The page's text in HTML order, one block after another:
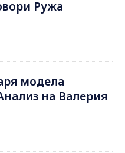
Ружа
модела
на Валерия